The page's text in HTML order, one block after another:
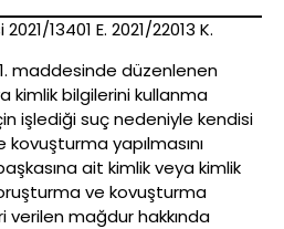
13401 E. 2021/22013 K.
1. maddesinde düzenlenen
kimlik bilgilerini kullanma
işlediği suç nedeniyle kendisi
yapılmasını
ait kimlik veya kimlik
ve kovuşturma
verilen mağdur hakkında